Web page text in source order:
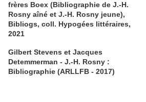
frères Boex (Bibliographie de J.-H.
Rosny aîné et J.-H. Rosny jeune),
Bibliogs, coll. Hypogées littéraires,
2021
Gilbert Stevens et Jacques
Detemmerman - J.-H. Rosny :
Bibliographie (ARLLFB - 2017)